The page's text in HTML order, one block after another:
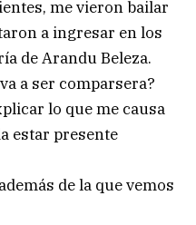
me vieron bailar
a ingresar en los
de Arandu Beleza.
a ser comparsera?
lo que me causa
estar presente
de la que vemos